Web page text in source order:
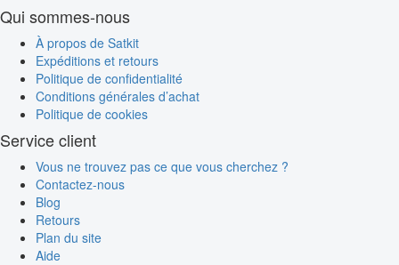
Qui sommes-nous
À propos de Satkit
Expéditions et retours
Politique de confidentialité
Conditions générales d’achat
Politique de cookies
Service client
Vous ne trouvez pas ce que vous cherchez ?
Contactez-nous
Blog
Retours
Plan du site
Aide